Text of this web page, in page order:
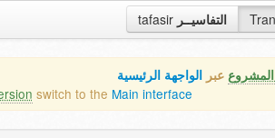
tafasir التفاسيــر
عبر الواجهة الرئيسية
switch to the Main interface